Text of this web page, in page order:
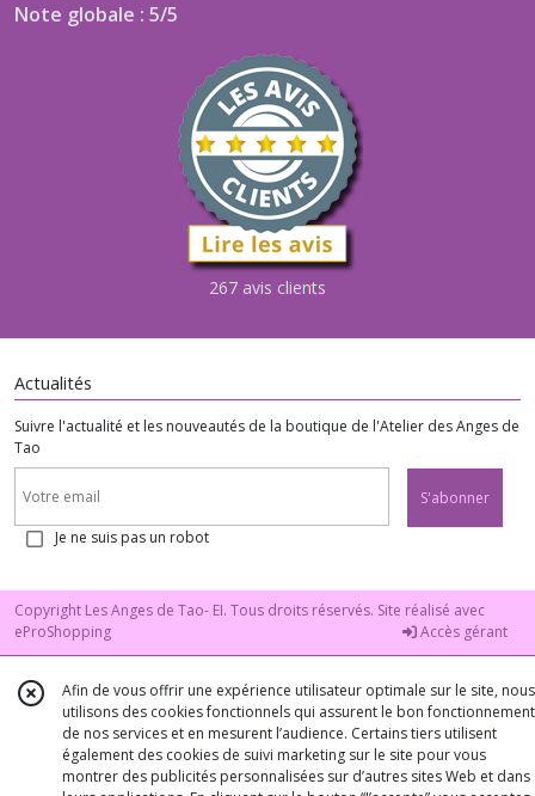
Note globale : 5/5
267 avis clients
Actualités
Suivre l'actualité et les nouveautés de la boutique de l'Atelier des Anges de
Tao
S'abonner
Je ne suis pas un robot
Copyright Les Anges de Tao- EI. Tous droits réservés. Site réalisé avec
eProShopping
Accès gérant
Afin de vous offrir une expérience utilisateur optimale sur le site, nous
utilisons des cookies fonctionnels qui assurent le bon fonctionnement
de nos services et en mesurent l’audience. Certains tiers utilisent
également des cookies de suivi marketing sur le site pour vous
montrer des publicités personnalisées sur d’autres sites Web et dans